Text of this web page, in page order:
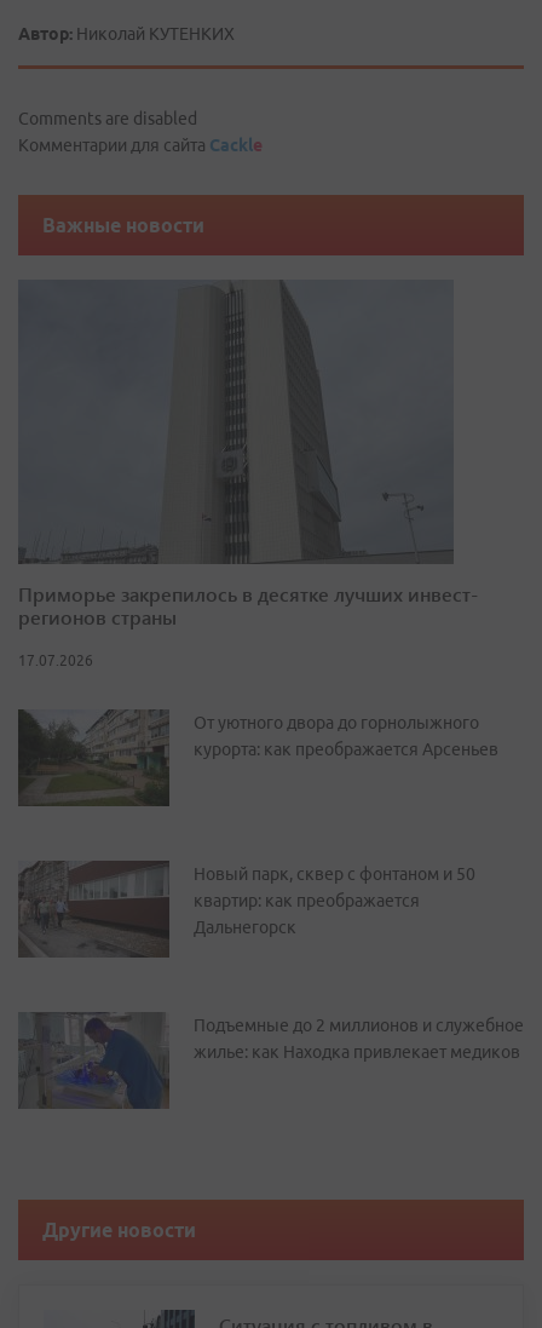
Автор: Николай КУТЕНКИХ
Comments are disabled
Комментарии для сайта Cackle
Важные новости
Приморье закрепилось в десятке лучших инвест-
регионов страны
17.07.2026
От уютного двора до горнолыжного
курорта: как преображается Арсеньев
Новый парк, сквер с фонтаном и 50
квартир: как преображается
Дальнегорск
Подъемные до 2 миллионов и служебное
жилье: как Находка привлекает медиков
Другие новости